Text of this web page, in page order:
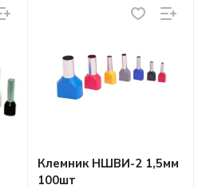
Клемник НШВИ-2 1,5мм
100шт